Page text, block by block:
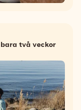
två veckor